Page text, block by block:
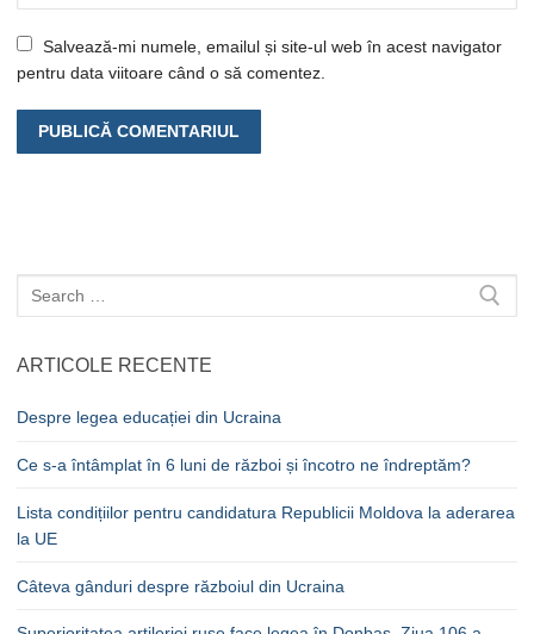
Salvează-mi numele, emailul și site-ul web în acest navigator
pentru data viitoare când o să comentez.
Caută
după:
ARTICOLE RECENTE
Despre legea educației din Ucraina
Ce s-a întâmplat în 6 luni de război și încotro ne îndreptăm?
Lista condițiilor pentru candidatura Republicii Moldova la aderarea
la UE
Câteva gânduri despre războiul din Ucraina